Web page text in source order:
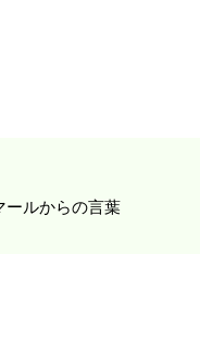
ルからの言葉